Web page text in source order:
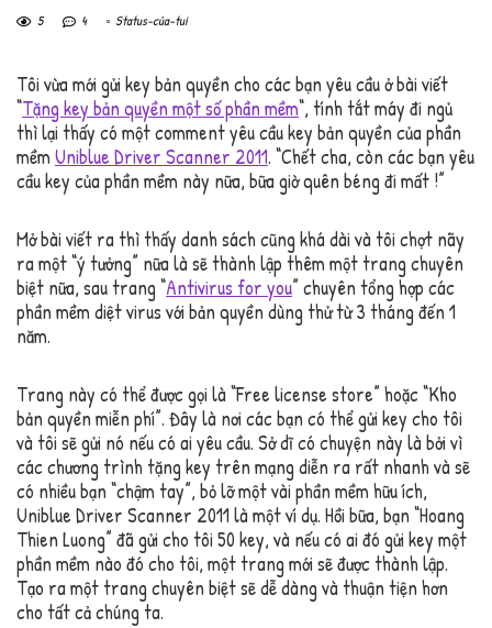
5 4 Status-của-tui
Tôi vừa mới gửi key bản quyền cho các bạn yêu cầu ở bài viết
“Tặng key bản quyền một số phần mềm“, tính tắt máy đi ngủ
thì lại thấy có một comment yêu cầu key bản quyền của phần
mềm Uniblue Driver Scanner 2011. “Chết cha, còn các bạn yêu
cầu key của phần mềm này nữa, bữa giờ quên béng đi mất !”
Mở bài viết ra thì thấy danh sách cũng khá dài và tôi chợt nãy
ra một “ý tưởng” nữa là sẽ thành lập thêm một trang chuyên
biệt nữa, sau trang “Antivirus for you” chuyên tổng hợp các
phần mềm diệt virus với bản quyền dùng thử từ 3 tháng đến 1
năm.
Trang này có thể được gọi là “Free license store” hoặc “Kho
bản quyền miễn phí”. Đây là nơi các bạn có thể gửi key cho tôi
và tôi sẽ gửi nó nếu có ai yêu cầu. Sở dĩ có chuyện này là bởi vì
các chương trình tặng key trên mạng diễn ra rất nhanh và sẽ
có nhiều bạn “chậm tay”, bỏ lỡ một vài phần mềm hữu ích,
Uniblue Driver Scanner 2011 là một ví dụ. Hồi bữa, bạn “Hoang
Thien Luong” đã gửi cho tôi 50 key, và nếu có ai đó gửi key một
phần mềm nào đó cho tôi, một trang mới sẽ được thành lập.
Tạo ra một trang chuyên biệt sẽ dễ dàng và thuận tiện hơn
cho tất cả chúng ta.